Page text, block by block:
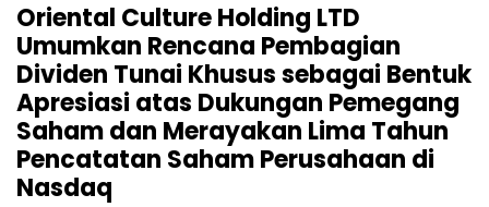
Oriental Culture Holding LTD
Umumkan Rencana Pembagian
Dividen Tunai Khusus sebagai Bentuk
Apresiasi atas Dukungan Pemegang
Saham dan Merayakan Lima Tahun
Pencatatan Saham Perusahaan di
Nasdaq